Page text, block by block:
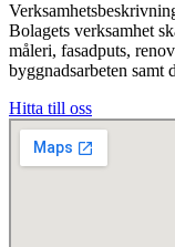
Bolagets verksamhet
måleri, fasadputs,
byggnadsarbeten samt
Hitta till oss